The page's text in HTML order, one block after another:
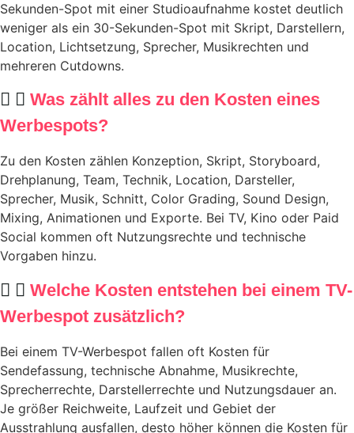
Sekunden-Spot mit einer Studioaufnahme kostet deutlich
weniger als ein 30-Sekunden-Spot mit Skript, Darstellern,
Location, Lichtsetzung, Sprecher, Musikrechten und
mehreren Cutdowns.
Was zählt alles zu den Kosten eines
Werbespots?
Zu den Kosten zählen Konzeption, Skript, Storyboard,
Drehplanung, Team, Technik, Location, Darsteller,
Sprecher, Musik, Schnitt, Color Grading, Sound Design,
Mixing, Animationen und Exporte. Bei TV, Kino oder Paid
Social kommen oft Nutzungsrechte und technische
Vorgaben hinzu.
Welche Kosten entstehen bei einem TV-
Werbespot zusätzlich?
Bei einem TV-Werbespot fallen oft Kosten für
Sendefassung, technische Abnahme, Musikrechte,
Sprecherrechte, Darstellerrechte und Nutzungsdauer an.
Je größer Reichweite, Laufzeit und Gebiet der
Ausstrahlung ausfallen, desto höher können die Kosten für